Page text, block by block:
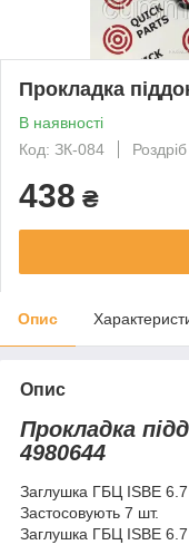
Прокладка
В наявності
Код: ЗК-084
Роздріб
438 ₴
Опис
Опис
Прокладка
4980644
Заглушка ГБЦ ISBE
Застосовують 7 шт.
Заглушка ГБЦ ISBE